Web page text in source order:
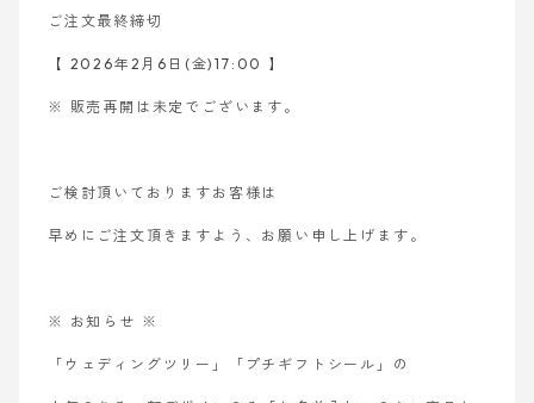
ご注文最終締切
【 2026年2月6日(金)17:00 】
※ 販売再開は未定でございます。
ご検討頂いておりますお客様は
早めにご注文頂きますよう、お願い申し上げます。
※ お知らせ ※
「ウェディングツリー」「プチギフトシール」の